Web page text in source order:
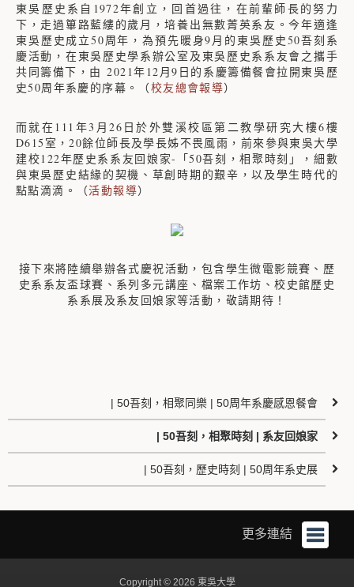
東吳歷史系自1972年創立，回首過往，在前輩師長的努力
下，走過篳路藍縷的歲月，培養出無數菁英系友。今年適逢
東吳歷史成立50周年，為預先暖身9月的東吳歷史50吾刻系
慶活動，在東吳歷史學系辦公室及東吳歷史系系友會之攜手
共同籌備下，由 2021年12月9日的系慶籌備餐會拉開東吳歷
史50周年系慶的序幕。（校友總會報導）
而就在111年3月26日於外雙溪校區第二教學研究大樓6樓
D615室，20餘位師長及學長姊不畏風雨，前來參與東吳大學
建校122年歷史系系友回娘家-「50吾刻，相聚時刻」，細數
與東吳歷史結緣的契機、草創時期的艱辛，以及學生時代的
點點滴滴。（活動報導）
接下來將陸續舉辦各式慶祝活動，包含學生微電影競賽、歷
史系系友盃球賽、系列多元講座、檔案工作坊、校史館歷史
系系展及系友回娘家等活動，敬請期待！
| 50吾刻，相聚同樂 | 50周年系慶感恩餐會
| 50吾刻，相聚時刻 | 系友回娘家
| 50吾刻，歷史時刻 | 50周年系史展
更多連結
Copyright © 2026 東吳大學